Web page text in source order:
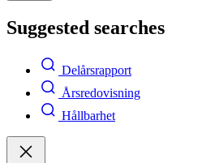
Suggested searches
Delårsrapport
Årsredovisning
Hållbarhet